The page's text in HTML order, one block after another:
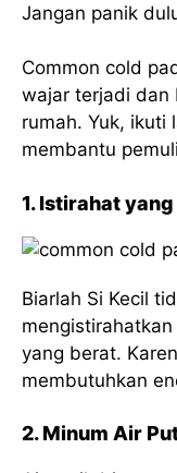
Jangan panik
Common cold
wajar terjadi dan
rumah. Yuk, ikuti
membantu
1. Istirahat
Biarlah Si Kecil
yang berat.
membutuhkan
2. Minum Air